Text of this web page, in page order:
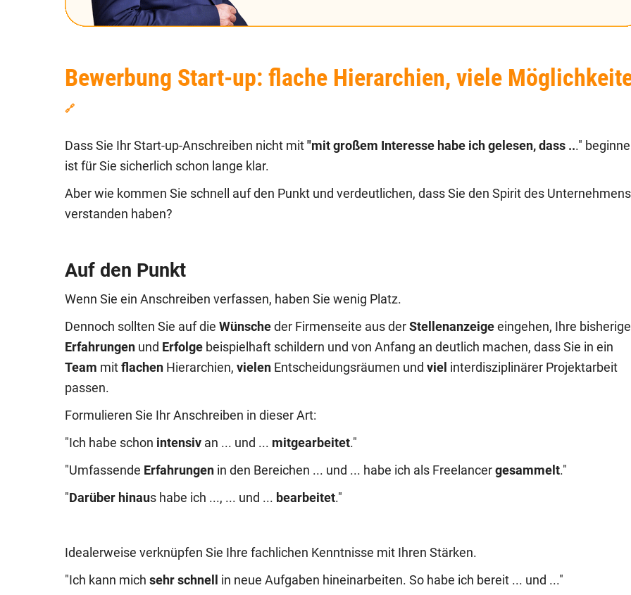
Bewerbung Start-up: flache Hierarchien, viele
🔗
Dass Sie Ihr Start-up-Anschreiben nicht mit "mit großem Interesse habe ich gelesen, dass ..."
ist für Sie sicherlich schon lange klar.
Aber wie kommen Sie schnell auf den Punkt und verdeutlichen, dass Sie den Spirit des Unternehmens
verstanden haben?
Auf den Punkt
Wenn Sie ein Anschreiben verfassen, haben Sie wenig Platz.
Dennoch sollten Sie auf die Wünsche der Firmenseite aus der Stellenanzeige eingehen, Ihre
Erfahrungen und Erfolge beispielhaft schildern und von Anfang an deutlich machen, dass Sie in ein
Team mit flachen Hierarchien, vielen Entscheidungsräumen und viel interdisziplinärer Projektarbeit
passen.
Formulieren Sie Ihr Anschreiben in dieser Art:
"Ich habe schon intensiv an ... und ... mitgearbeitet."
"Umfassende Erfahrungen in den Bereichen ... und ... habe ich als Freelancer gesammelt."
" Darüber hinaus habe ich ..., ... und ... bearbeitet."
Idealerweise verknüpfen Sie Ihre fachlichen Kenntnisse mit Ihren Stärken.
"Ich kann mich sehr schnell in neue Aufgaben hineinarbeiten. So habe ich bereit ... und ..."